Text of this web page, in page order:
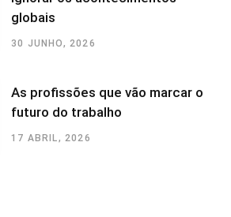
globais
30 JUNHO, 2026
As profissões que vão marcar o
futuro do trabalho
17 ABRIL, 2026